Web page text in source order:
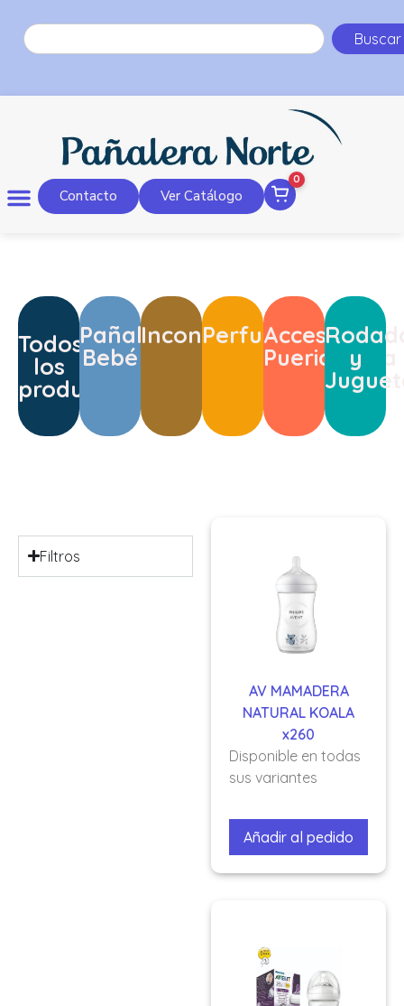
Buscar
Contacto Ver Catálogo
0
Todos
los
productos
Pañales
Bebé
Incontinencia
Perfumería
Accesorios
Puericultura
y
Filtros
AV MAMADERA
NATURAL KOALA
x260
Disponible en todas
sus variantes
Añadir al pedido